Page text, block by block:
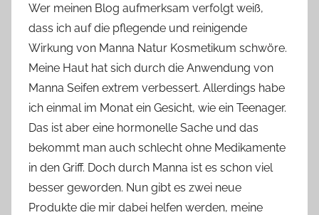
n
Y
v
o
n
n
e
Wer meinen Blog aufmerksam verfolgt weiß,
dass ich auf die pflegende und reinigende
Wirkung von Manna Natur Kosmetikum schwöre.
Meine Haut hat sich durch die Anwendung von
Manna Seifen extrem verbessert. Allerdings habe
ich einmal im Monat ein Gesicht, wie ein Teenager.
Das ist aber eine hormonelle Sache und das
bekommt man auch schlecht ohne Medikamente
in den Griff. Doch durch Manna ist es schon viel
besser geworden. Nun gibt es zwei neue
Produkte die mir dabei helfen werden, meine